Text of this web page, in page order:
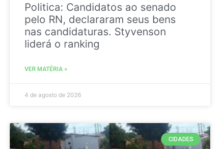
Politica: Candidatos ao senado
pelo RN, declararam seus bens
nas candidaturas. Styvenson
liderá o ranking
VER MATÉRIA »
4 de agosto de 2026
CIDADES